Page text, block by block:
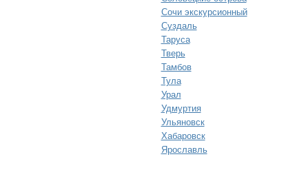
Сочи экскурсионный
Суздаль
Таруса
Тверь
Тамбов
Тула
Урал
Удмуртия
Ульяновск
Хабаровск
Ярославль